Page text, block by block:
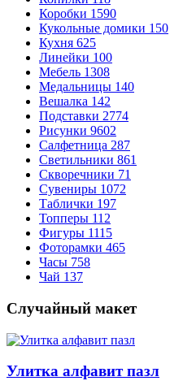
Коробки 1590
Кукольные домики 150
Кухня 625
Линейки 100
Мебель 1308
Медальницы 140
Вешалка 142
Подставки 2774
Рисунки 9602
Салфетница 287
Светильники 861
Скворечники 71
Сувениры 1072
Таблички 197
Топперы 112
Фигуры 1115
Фоторамки 465
Часы 758
Чай 137
Случайный макет
Улитка алфавит пазл